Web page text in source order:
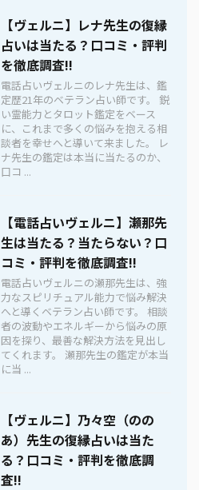
【ヴェルニ】レナ先生の復縁
占いは当たる？口コミ・評判
を徹底調査!!
電話占いヴェルニのレナ先生は、鑑
定歴21年のベテラン占い師です。 鋭
い霊能力とタロット鑑定をベース
に、これまで多くの悩みを抱える相
談者を幸せへと導いて来ました。 レ
ナ先生の鑑定は本当に当たるのか、
口コ ...
【電話占いヴェルニ】瀬那先
生は当たる？当たらない？口
コミ・評判を徹底調査!!
電話占いヴェルニの瀬那先生は、強
力なスピリチュアル能力で悩み解決
へと導くベテラン占い師です。 相談
者の波動やエネルギーから悩みの原
因を探り、最善な解決方法を見出し
てくれます。 瀬那先生の鑑定が本当
に当 ...
【ヴェルニ】乃々空（のの
あ）先生の復縁占いは当た
る？口コミ・評判を徹底調
査!!